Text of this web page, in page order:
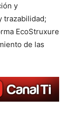
y
trazabilidad;
EcoStruxure
de las